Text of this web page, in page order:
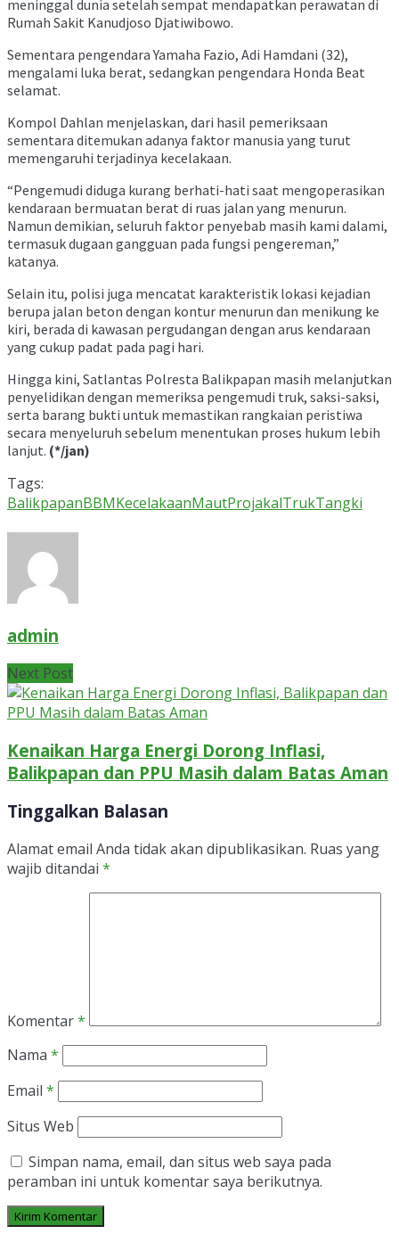
meninggal dunia setelah sempat mendapatkan perawatan di
Rumah Sakit Kanudjoso Djatiwibowo.
Sementara pengendara Yamaha Fazio, Adi Hamdani (32),
mengalami luka berat, sedangkan pengendara Honda Beat
selamat.
Kompol Dahlan menjelaskan, dari hasil pemeriksaan
sementara ditemukan adanya faktor manusia yang turut
memengaruhi terjadinya kecelakaan.
“Pengemudi diduga kurang berhati-hati saat mengoperasikan
kendaraan bermuatan berat di ruas jalan yang menurun.
Namun demikian, seluruh faktor penyebab masih kami dalami,
termasuk dugaan gangguan pada fungsi pengereman,”
katanya.
Selain itu, polisi juga mencatat karakteristik lokasi kejadian
berupa jalan beton dengan kontur menurun dan menikung ke
kiri, berada di kawasan pergudangan dengan arus kendaraan
yang cukup padat pada pagi hari.
Hingga kini, Satlantas Polresta Balikpapan masih melanjutkan
penyelidikan dengan memeriksa pengemudi truk, saksi-saksi,
serta barang bukti untuk memastikan rangkaian peristiwa
secara menyeluruh sebelum menentukan proses hukum lebih
lanjut. (*/jan)
Tags:
BalikpapanBBMKecelakaanMautProjakalTrukTangki
admin
Next Post
Kenaikan Harga Energi Dorong Inflasi,
Balikpapan dan PPU Masih dalam Batas Aman
Tinggalkan Balasan
Alamat email Anda tidak akan dipublikasikan. Ruas yang
wajib ditandai *
Komentar*
Nama *
Email *
Situs Web
Simpan nama, email, dan situs web saya pada
peramban ini untuk komentar saya berikutnya.